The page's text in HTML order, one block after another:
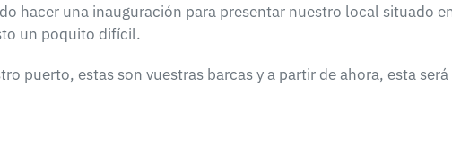
hacer una inauguración para presentar nuestro local situado
un poquito difícil.
puerto, estas son vuestras barcas y a partir de ahora, esta